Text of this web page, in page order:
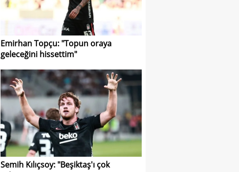
Emirhan Topçu: "Topun oraya
geleceğini hissettim"
Semih Kılıçsoy: "Beşiktaş'ı çok